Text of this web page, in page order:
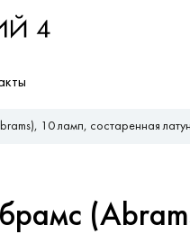
10 ламп, состаренная